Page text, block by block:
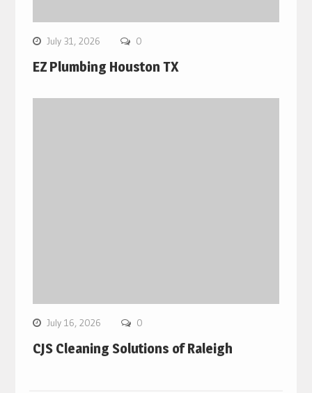
July 31, 2026 0
EZ Plumbing Houston TX
July 16, 2026 0
CJS Cleaning Solutions of Raleigh